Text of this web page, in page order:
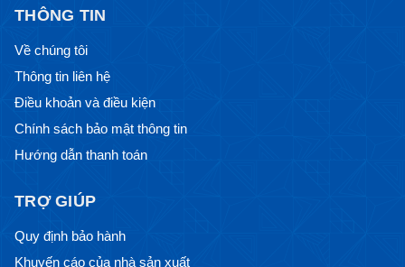
THÔNG TIN
Về chúng tôi
Thông tin liên hệ
Điều khoản và điều kiện
Chính sách bảo mật thông tin
Hướng dẫn thanh toán
TRỢ GIÚP
Quy định bảo hành
Khuyến cáo của nhà sản xuất